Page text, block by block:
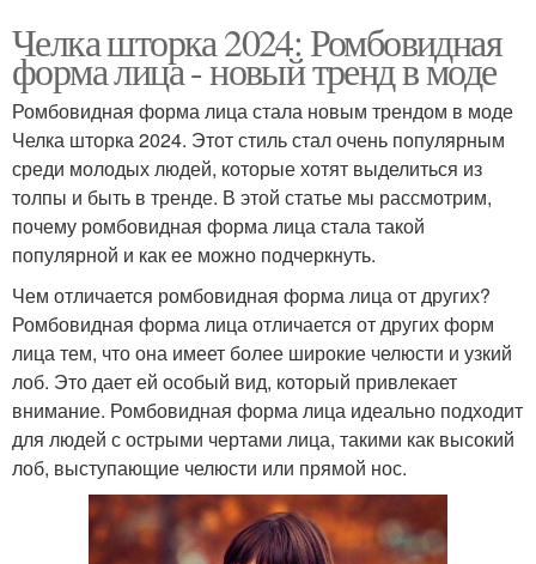
Челка шторка 2024: Ромбовидная
форма лица - новый тренд в моде
Ромбовидная форма лица стала новым трендом в моде
Челка шторка 2024. Этот стиль стал очень популярным
среди молодых людей, которые хотят выделиться из
толпы и быть в тренде. В этой статье мы рассмотрим,
почему ромбовидная форма лица стала такой
популярной и как ее можно подчеркнуть.
Чем отличается ромбовидная форма лица от других?
Ромбовидная форма лица отличается от других форм
лица тем, что она имеет более широкие челюсти и узкий
лоб. Это дает ей особый вид, который привлекает
внимание. Ромбовидная форма лица идеально подходит
для людей с острыми чертами лица, такими как высокий
лоб, выступающие челюсти или прямой нос.